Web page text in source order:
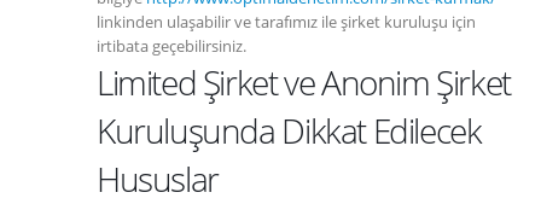
linkinden ulaşabilir ve tarafımız ile şirket kuruluşu için
irtibata geçebilirsiniz.
Limited Şirket ve Anonim Şirket
Kuruluşunda Dikkat Edilecek
Hususlar